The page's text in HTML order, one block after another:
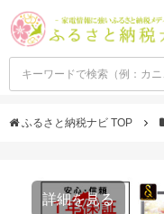
ふるさと納税ナビ TOP
詳細を見る